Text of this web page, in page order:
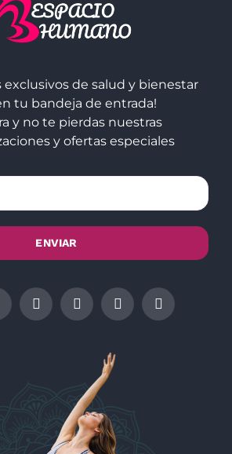
exclusivos de salud y bienestar
tu bandeja de entrada!
y no te pierdas nuestras
y ofertas especiales